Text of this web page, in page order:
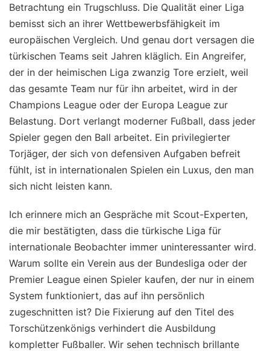
Betrachtung ein Trugschluss. Die Qualität einer Liga
bemisst sich an ihrer Wettbewerbsfähigkeit im
europäischen Vergleich. Und genau dort versagen die
türkischen Teams seit Jahren kläglich. Ein Angreifer,
der in der heimischen Liga zwanzig Tore erzielt, weil
das gesamte Team nur für ihn arbeitet, wird in der
Champions League oder der Europa League zur
Belastung. Dort verlangt moderner Fußball, dass jeder
Spieler gegen den Ball arbeitet. Ein privilegierter
Torjäger, der sich von defensiven Aufgaben befreit
fühlt, ist in internationalen Spielen ein Luxus, den man
sich nicht leisten kann.
Ich erinnere mich an Gespräche mit Scout-Experten,
die mir bestätigten, dass die türkische Liga für
internationale Beobachter immer uninteressanter wird.
Warum sollte ein Verein aus der Bundesliga oder der
Premier League einen Spieler kaufen, der nur in einem
System funktioniert, das auf ihn persönlich
zugeschnitten ist? Die Fixierung auf den Titel des
Torschützenkönigs verhindert die Ausbildung
kompletter Fußballer. Wir sehen technisch brillante